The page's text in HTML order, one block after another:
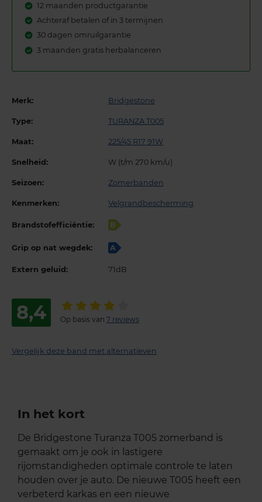
12 maanden productgarantie
Achteraf betalen of in 3 termijnen
30 dagen omruilgarantie
3 maanden gratis herbalanceren
Merk: Bridgestone
Type: TURANZA T005
Maat: 225/45 R17 91W
Snelheid: W (t/m 270 km/u)
Seizoen: Zomerbanden
Kenmerken: Velgrandbescherming
Brandstofefficiëntie: B
Grip op nat wegdek: A
Extern geluid: 71dB
8,4 Op basis van 7 reviews
Vergelijk deze band met alternatieven
In het kort
De Bridgestone Turanza T005 zomerband is
gemaakt om je ook in lastigere
rijomstandigheden optimale controle te laten
houden over je auto. De nieuwe T005 heeft een
verbeterd karkas en een nieuwe